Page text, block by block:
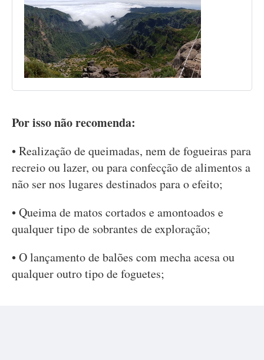
Por isso não recomenda:
• Realização de queimadas, nem de fogueiras para
recreio ou lazer, ou para confecção de alimentos a
não ser nos lugares destinados para o efeito;
• Queima de matos cortados e amontoados e
qualquer tipo de sobrantes de exploração;
• O lançamento de balões com mecha acesa ou
qualquer outro tipo de foguetes;